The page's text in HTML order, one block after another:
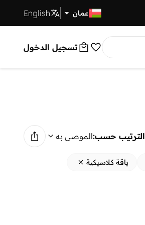
عمان English
تسجيل الدخول
الترتيب حسب:الموصى به
ياقة كلاسيكية